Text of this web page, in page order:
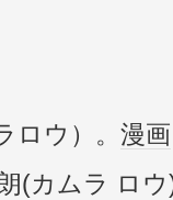
ロウ）。 漫画
(カムラ ロ